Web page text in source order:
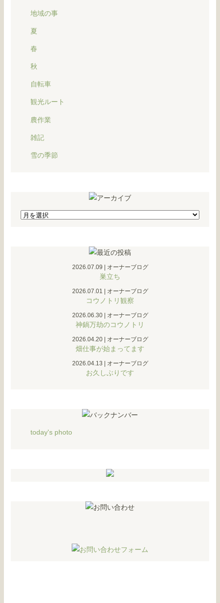
地域の事
夏
春
秋
自転車
観光ルート
農作業
雑記
雪の季節
2026.07.09 オーナーブログ
巣立ち
2026.07.01 オーナーブログ
コウノトリ観察
2026.06.30| オーナーブログ
神鍋万劫のコウノトリ
2026.04.20| オーナーブログ
畑仕事が始まってます
2026.04.13 オーナーブログ
お久しぶりです
today's photo